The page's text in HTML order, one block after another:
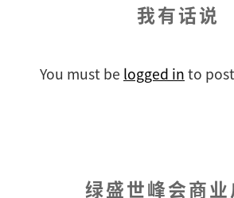
我有话说
You must be logged in to
绿盛世峰会商业